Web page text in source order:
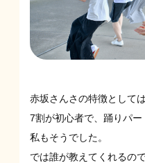
赤坂さんさの特徴として
7割が初心者で、踊りパー
私もそうでした。
では誰が教えてくれるの